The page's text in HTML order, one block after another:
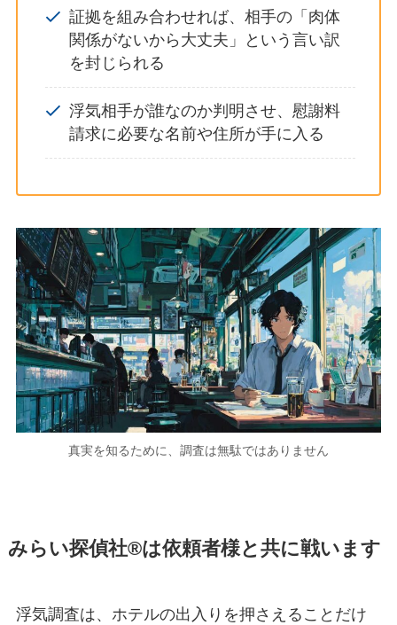
証拠を組み合わせれば、相手の「肉体
関係がないから大丈夫」という言い訳
を封じられる
浮気相手が誰なのか判明させ、慰謝料
請求に必要な名前や住所が手に入る
真実を知るために、調査は無駄ではありません
みらい探偵社®︎は依頼者様と共に戦います
浮気調査は、ホテルの出入りを押さえることだけ